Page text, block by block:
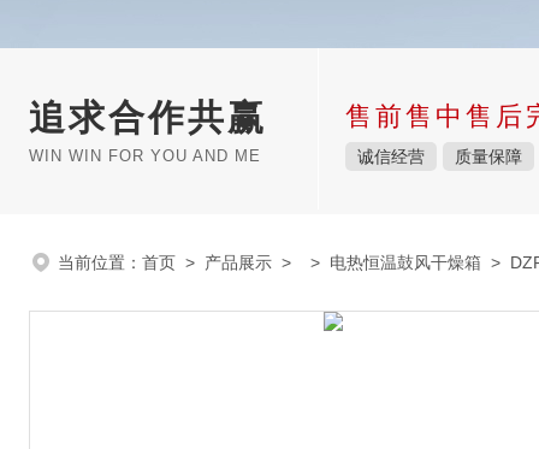
追求合作共赢
WIN WIN FOR YOU AND ME
售前售中售后
诚信经营 质量保障
当前位置： 首页 > 产品展示 > > 电热恒温鼓风干燥箱 >